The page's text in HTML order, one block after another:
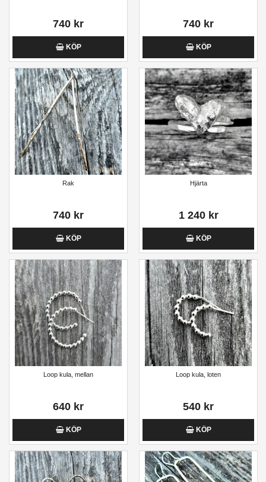
740 kr
KÖP
740 kr
KÖP
Rak
740 kr
KÖP
Hjärta
1 240 kr
KÖP
Loop kula, mellan
640 kr
KÖP
Loop kula, loten
540 kr
KÖP